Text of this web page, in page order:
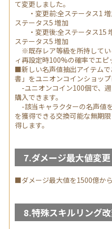
て変更しました。
・変更前:全ステータス1 増
ステータス5 増加
・変更後:全ステータス15
ステータス5 増加
※既存レア等級を所持してい
ィ再設定時100%の確率でエピ
■新しい名声値抽出アイテム
書」をユニオンコインショップ
-ユニオンコイン100個で、
購入できます。
-該当キャラクターの名声値
を獲得できる交換可能な無期
得します。
7.ダメージ最大値変更
■ダメージ最大値を1500億か
8.特殊スキルリング